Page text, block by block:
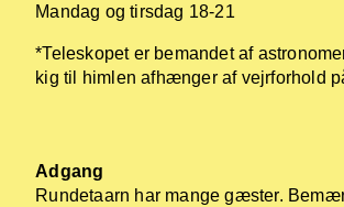
Mandag og tirsdag 18-21
*Teleskopet er bemandet af
kig til himlen afhænger af vejrforhold
Adgang
Rundetaarn har mange gæster.